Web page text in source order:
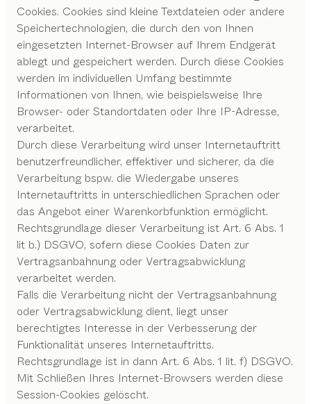
Cookies. Cookies sind kleine Textdateien oder andere
Speichertechnologien, die durch den von Ihnen
eingesetzten Internet-Browser auf Ihrem Endgerät
ablegt und gespeichert werden. Durch diese Cookies
werden im individuellen Umfang bestimmte
Informationen von Ihnen, wie beispielsweise Ihre
Browser- oder Standortdaten oder Ihre IP-Adresse,
verarbeitet.
Durch diese Verarbeitung wird unser Internetauftritt
benutzerfreundlicher, effektiver und sicherer, da die
Verarbeitung bspw. die Wiedergabe unseres
Internetauftritts in unterschiedlichen Sprachen oder
das Angebot einer Warenkorbfunktion ermöglicht.
Rechtsgrundlage dieser Verarbeitung ist Art. 6 Abs. 1
lit b.) DSGVO, sofern diese Cookies Daten zur
Vertragsanbahnung oder Vertragsabwicklung
verarbeitet werden.
Falls die Verarbeitung nicht der Vertragsanbahnung
oder Vertragsabwicklung dient, liegt unser
berechtigtes Interesse in der Verbesserung der
Funktionalität unseres Internetauftritts.
Rechtsgrundlage ist in dann Art. 6 Abs. 1 lit. f) DSGVO.
Mit Schließen Ihres Internet-Browsers werden diese
Session-Cookies gelöscht.